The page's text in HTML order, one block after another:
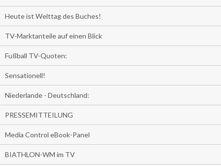
Heute ist Welttag des Buches!
TV-Marktanteile auf einen Blick
Fußball TV-Quoten:
Sensationell!
Niederlande - Deutschland:
PRESSEMITTEILUNG
Media Control eBook-Panel
BIATHLON-WM im TV